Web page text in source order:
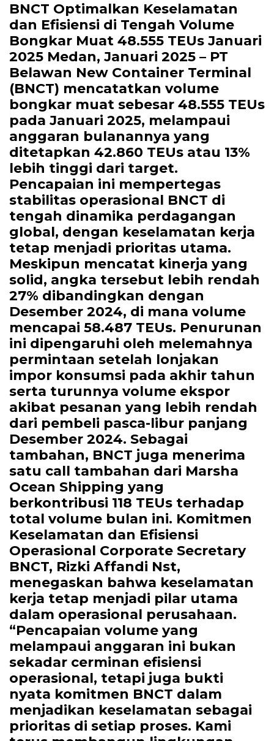
BNCT Optimalkan Keselamatan
dan Efisiensi di Tengah Volume
Bongkar Muat 48.555 TEUs Januari
2025 Medan, Januari 2025 – PT
Belawan New Container Terminal
(BNCT) mencatatkan volume
bongkar muat sebesar 48.555 TEUs
pada Januari 2025, melampaui
anggaran bulanannya yang
ditetapkan 42.860 TEUs atau 13%
lebih tinggi dari target.
Pencapaian ini mempertegas
stabilitas operasional BNCT di
tengah dinamika perdagangan
global, dengan keselamatan kerja
tetap menjadi prioritas utama.
Meskipun mencatat kinerja yang
solid, angka tersebut lebih rendah
27% dibandingkan dengan
Desember 2024, di mana volume
mencapai 58.487 TEUs. Penurunan
ini dipengaruhi oleh melemahnya
permintaan setelah lonjakan
impor konsumsi pada akhir tahun
serta turunnya volume ekspor
akibat pesanan yang lebih rendah
dari pembeli pasca-libur panjang
Desember 2024. Sebagai
tambahan, BNCT juga menerima
satu call tambahan dari Marsha
Ocean Shipping yang
berkontribusi 118 TEUs terhadap
total volume bulan ini. Komitmen
Keselamatan dan Efisiensi
Operasional Corporate Secretary
BNCT, Rizki Affandi Nst,
menegaskan bahwa keselamatan
kerja tetap menjadi pilar utama
dalam operasional perusahaan.
“Pencapaian volume yang
melampaui anggaran ini bukan
sekadar cerminan efisiensi
operasional, tetapi juga bukti
nyata komitmen BNCT dalam
menjadikan keselamatan sebagai
prioritas di setiap proses. Kami